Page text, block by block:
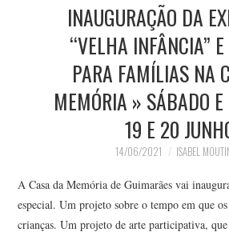
INAUGURAÇÃO DA
“VELHA INFÂNCIA”
PARA FAMÍLIAS NA
MEMÓRIA » SÁBADO
19 E 20
14/06/2021 ISABEL
A Casa da Memória de Guimarães vai
especial. Um projeto sobre o tempo em que
crianças. Um projeto de arte participativa, que